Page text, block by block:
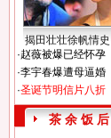
揭田壮壮徐帆情史
·赵薇被爆已经怀孕
·李宇春爆遭母逼婚
·圣诞节明信片八折
茶 余 饭 后